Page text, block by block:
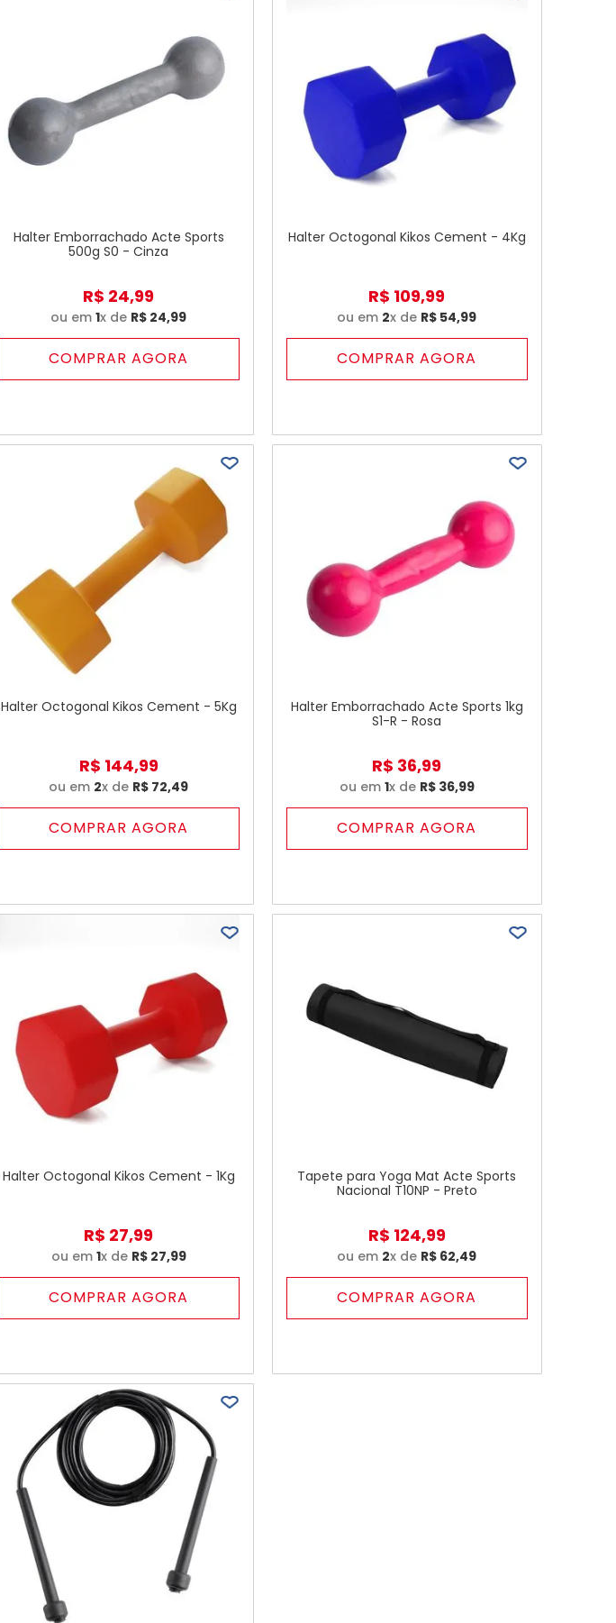
Halter Emborrachado Acte Sports
500g S0 - Cinza
R$ 24,99
ou em1x de R$ 24,99
COMPRAR AGORA
Halter Octogonal Kikos Cement - 4Kg
R$ 109,99
ou em 2x de R$ 54,99
COMPRAR AGORA
Halter Octogonal Kikos Cement - 5Kg
R$ 144,99
ou em 2x de R$ 72,49
COMPRAR AGORA
Halter Emborrachado Acte Sports 1kg
S1-R - Rosa
R$ 36,99
ou em 1x de R$ 36,99
COMPRAR AGORA
Halter Octogonal Kikos Cement - 1Kg
R$ 27,99
ou em 1x de R$ 27,99
COMPRAR AGORA
Tapete para Yoga Mat Acte Sports
Nacional T10NP - Preto
R$ 124,99
ou em 2x de R$ 62,49
COMPRAR AGORA